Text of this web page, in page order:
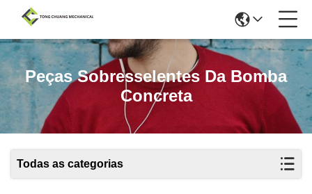
Peças Sobresselentes Da Bomba
Concreta
Todas as categorias